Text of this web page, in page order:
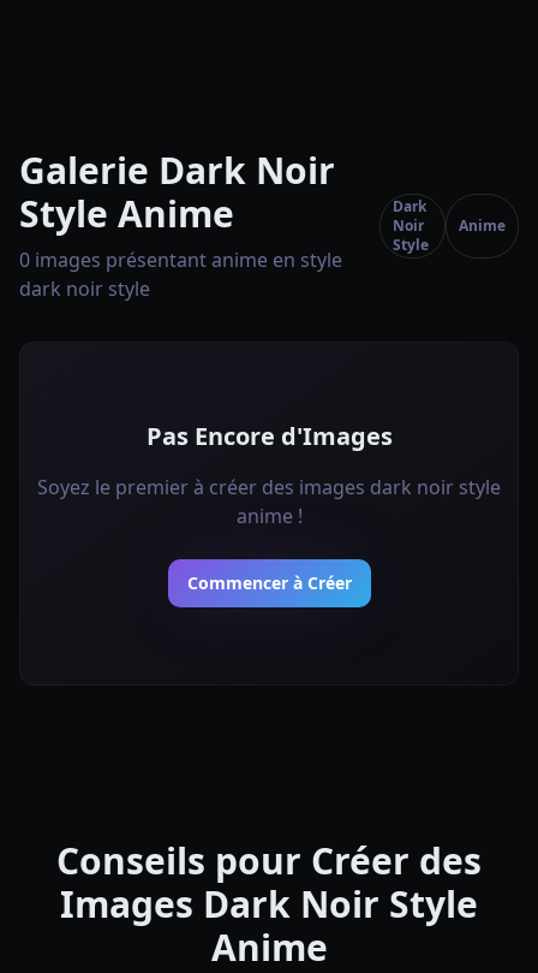
Galerie Dark Noir
Style Anime
0 images présentant anime en style
dark noir style
Dark
Noir
Style
Anime
Pas Encore d'Images
Soyez le premier à créer des images dark noir style
anime !
Commencer à Créer
Conseils pour Créer des
Images Dark Noir Style
Anime